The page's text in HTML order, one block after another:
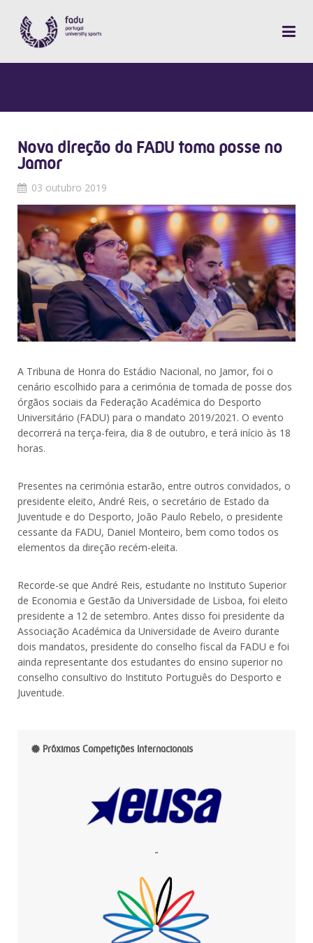
Nova direção da FADU toma posse no
Jamor
03 outubro 2019
A Tribuna de Honra do Estádio Nacional, no Jamor, foi o
cenário escolhido para a cerimónia de tomada de posse dos
órgãos sociais da Federação Académica do Desporto
Universitário (FADU) para o mandato 2019/2021. O evento
decorrerá na terça-feira, dia 8 de outubro, e terá início às 18
horas.
Presentes na cerimónia estarão, entre outros convidados, o
presidente eleito, André Reis, o secretário de Estado da
Juventude e do Desporto, João Paulo Rebelo, o presidente
cessante da FADU, Daniel Monteiro, bem como todos os
elementos da direção recém-eleita.
Recorde-se que André Reis, estudante no Instituto Superior
de Economia e Gestão da Universidade de Lisboa, foi eleito
presidente a 12 de setembro. Antes disso foi presidente da
Associação Académica da Universidade de Aveiro durante
dois mandatos, presidente do conselho fiscal da FADU e foi
ainda representante dos estudantes do ensino superior no
conselho consultivo do Instituto Português do Desporto e
Juventude.
Próximas Competições Internacionais
-